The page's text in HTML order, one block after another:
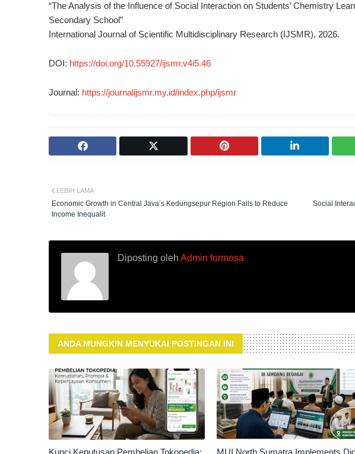
“The Analysis of the Influence of Social Interaction on Students’ Chemistry
Secondary School”
International Journal of Scientific Multidisciplinary Research (IJSMR), 2026.
DOI: https://doi.org/10.55927/ijsmr.v4i5.46
Journal: https://journalijsmr.my.id/index.php/ijsmr
Social
LEBIH LAMA
Economic Growth in Central Java’s Kedungsepur Region Fails to Reduce
Income Inequalit
Diposting oleh Admin formosa
ANDA MUNGKIN MENYUKAI POSTINGAN INI